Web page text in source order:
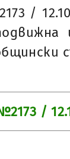
/
/